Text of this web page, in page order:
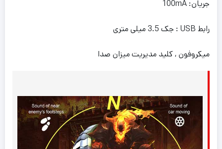
جریان: 100mA
رابط USB : جک 3.5 میلی متری
میکروفون , کلید مدیریت میزان صدا